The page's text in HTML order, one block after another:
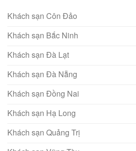
Khách sạn Côn Đảo
Khách sạn Bắc Ninh
Khách sạn Đà Lạt
Khách sạn Đà Nẵng
Khách sạn Đồng Nai
Khách sạn Hạ Long
Khách sạn Quảng Trị